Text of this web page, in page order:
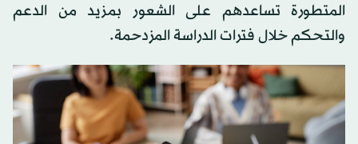
المتطورة تساعدهم على الشعور بمزيد من الدعم
والتحكم خلال فترات الدراسة المزدحمة.